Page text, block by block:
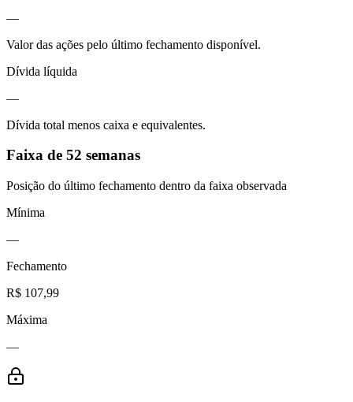
—
Valor das ações pelo último fechamento disponível.
Dívida líquida
—
Dívida total menos caixa e equivalentes.
Faixa de 52 semanas
Posição do último fechamento dentro da faixa observada
Mínima
—
Fechamento
R$ 107,99
Máxima
—